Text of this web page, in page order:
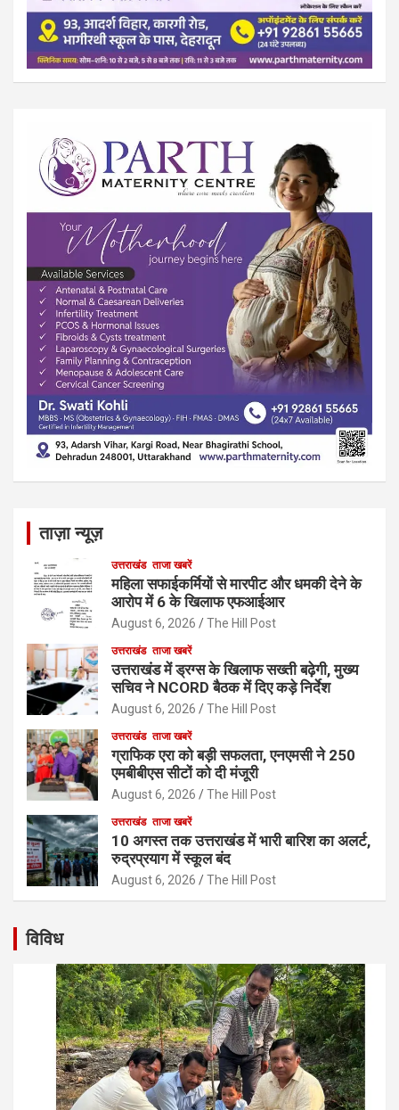
ताज़ा न्यूज़
उत्तराखंड ताजा खबरें
महिला सफाईकर्मियों से मारपीट और धमकी देने के
आरोप में 6 के खिलाफ एफआईआर
August 6, 2026 The Hill Post
उत्तराखंड ताजा खबरें
उत्तराखंड में ड्रग्स के खिलाफ सख्ती बढ़ेगी, मुख्य
सचिव ने NCORD बैठक में दिए कड़े निर्देश
August 6, 2026 The Hill Post
उत्तराखंड ताजा खबरें
ग्राफिक एरा को बड़ी सफलता, एनएमसी ने 250
एमबीबीएस सीटों को दी मंजूरी
August 6, 2026 The Hill Post
उत्तराखंड ताजा खबरें
10 अगस्त तक उत्तराखंड में भारी बारिश का अलर्ट,
रुद्रप्रयाग में स्कूल बंद
August 6, 2026 The Hill Post
विविध